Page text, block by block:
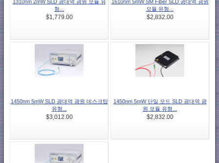
1310nm 2mW SLD 광대역 광원 모듈 유
형...
$1,779.00
1610nm 5mW SM Fiber SLD 광대역 광원
모듈 유형...
$2,832.00
1450nm 5mW SLD 광대역 광원 데스크탑
유형...
$3,012.00
1450nm 5mW 단일 모드 SLD 광대역 광
원 모듈 유형...
$2,832.00